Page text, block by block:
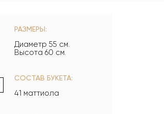
РАЗМЕРЫ:
Диаметр 55 см.
Высота 60 см.
СОСТАВ БУКЕТА:
41 маттиола